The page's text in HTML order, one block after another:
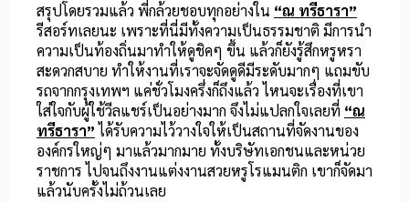
สรุปโดยรวมแล้ว พี่กล้วยชอบทุกอย่างใน “ณ ทรีธารา”
รีสอร์ทเลยนะ เพราะที่นี่มีทั้งความเป็นธรรมชาติ มีการนำ
ความเป็นท้องถิ่นมาทำให้ดูชิคๆ ขึ้น แล้วก็ยังรู้สึกหรูหรา
สะดวกสบาย ทำให้งานที่เราจะจัดดูดีมีระดับมากๆ แถมขับ
รถจากกรุงเทพฯ แค่ชั่วโมงครึ่งก็ถึงแล้ว ไหนจะเรื่องที่เขา
ใส่ใจกับผู้ใช้วีลแชร์เป็นอย่างมาก จึงไม่แปลกใจเลยที่ “ณ
ทรีธารา”ได้รับความไว้วางใจให้เป็นสถานที่จัดงานของ
องค์กรใหญ่ๆ มาแล้วมากมาย ทั้งบริษัทเอกชนและหน่วย
ราชการ ไปจนถึงงานแต่งงานสวยหรูโรแมนติก เขาก็จัดมา
แล้วนับครั้งไม่ถ้วนเลย